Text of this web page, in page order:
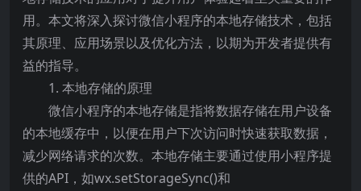
用。本文将深入探讨微信小程序的本地存储技术，包括
其原理、应用场景以及优化方法，以期为开发者提供有
益的指导。
1. 本地存储的原理
微信小程序的本地存储是指将数据存储在用户设备
的本地缓存中，以便在用户下次访问时快速获取数据，
减少网络请求的次数。本地存储主要通过使用小程序提
供的API，如wx.setStorageSync()和